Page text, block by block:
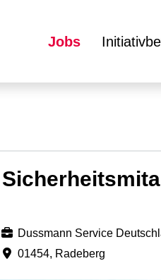
Jobs
Dussmann Service
01454, Radeberg